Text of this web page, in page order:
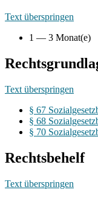
Text überspringen
1 — 3 Monat(e)
Text überspringen
§ 67
§ 68
§ 70
Rechtsbehelf
Text überspringen